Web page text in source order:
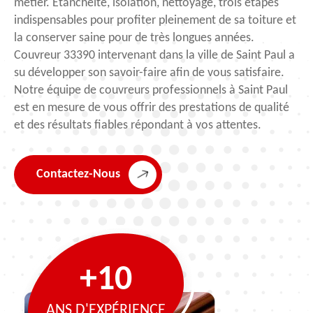
métier. Étanchéité, isolation, nettoyage, trois étapes
indispensables pour profiter pleinement de sa toiture et
la conserver saine pour de très longues années.
Couvreur 33390 intervenant dans la ville de Saint Paul a
su développer son savoir-faire afin de vous satisfaire.
Notre équipe de couvreurs professionnels à Saint Paul
est en mesure de vous offrir des prestations de qualité
et des résultats fiables répondant à vos attentes.
Contactez-Nous
+10